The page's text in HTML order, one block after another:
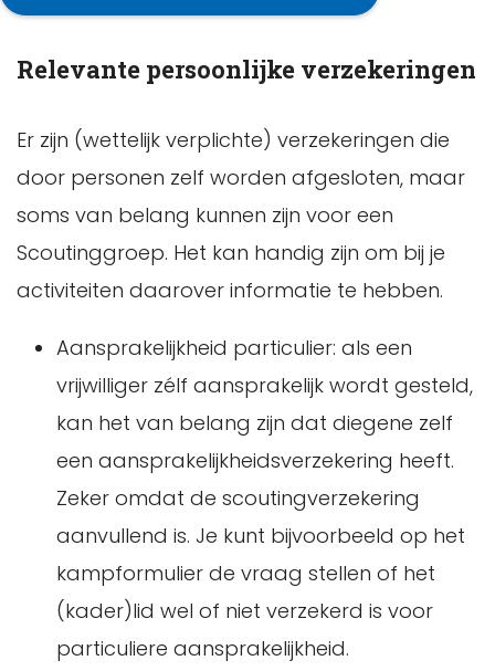
Relevante persoonlijke verzekeringen
Er zijn (wettelijk verplichte) verzekeringen die
door personen zelf worden afgesloten, maar
soms van belang kunnen zijn voor een
Scoutinggroep. Het kan handig zijn om bij je
activiteiten daarover informatie te hebben.
Aansprakelijkheid particulier: als een
vrijwilliger zélf aansprakelijk wordt gesteld,
kan het van belang zijn dat diegene zelf
een aansprakelijkheidsverzekering heeft.
Zeker omdat de scoutingverzekering
aanvullend is. Je kunt bijvoorbeeld op het
kampformulier de vraag stellen of het
(kader)lid wel of niet verzekerd is voor
particuliere aansprakelijkheid.